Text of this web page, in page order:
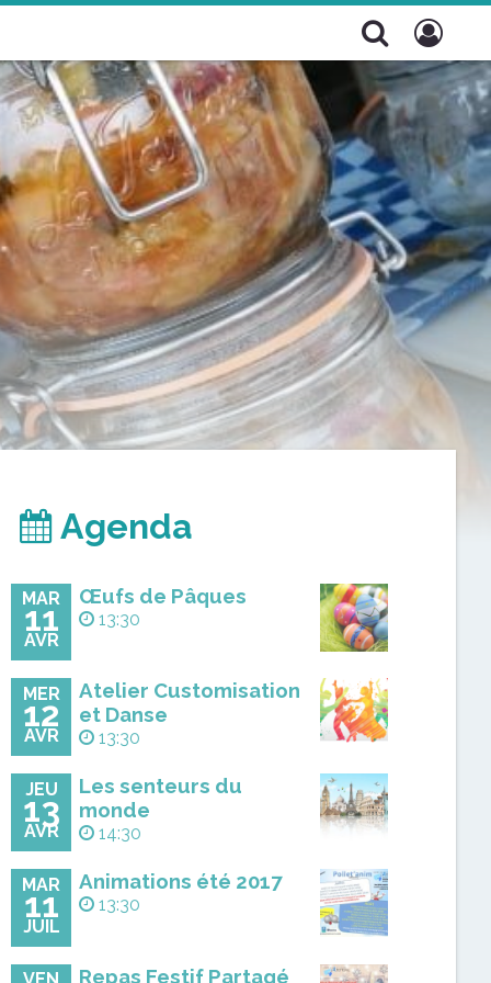
Agenda
MAR
11
AVR
Œufs de Pâques
13:30
MER
12
AVR
Atelier Customisation
et Danse
13:30
JEU
13
AVR
Les senteurs du
monde
14:30
MAR
11
JUIL
Animations été 2017
13:30
Repas Festif Partagé